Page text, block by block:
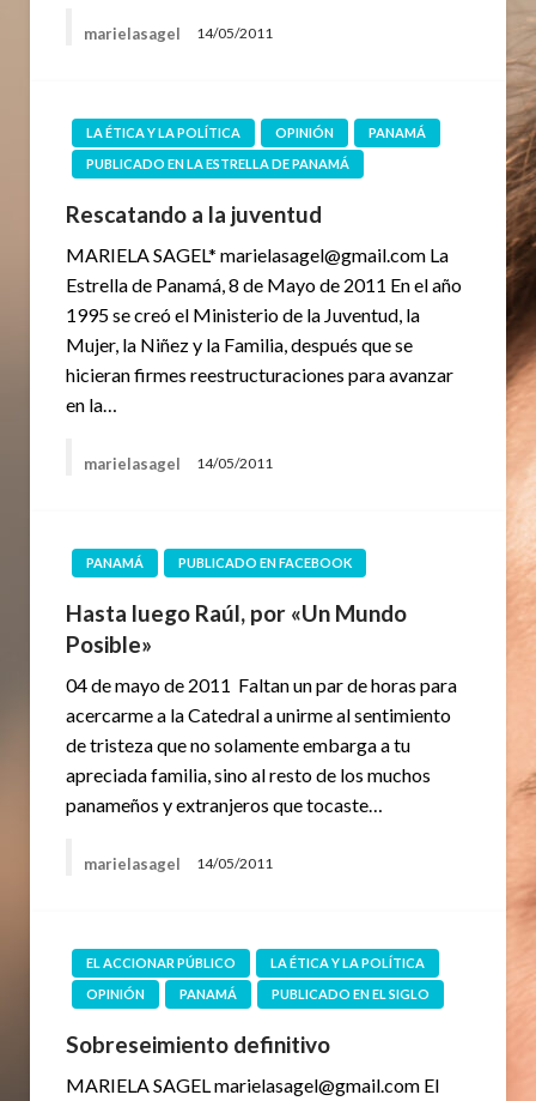
marielasagel 14/05/2011
LA ÉTICA Y LA POLÍTICA OPINIÓN
PANAMÁ
PUBLICADO EN LA ESTRELLA DE PANAMÁ
Rescatando a la juventud
MARIELA SAGEL* marielasagel@gmail.com La
Estrella de Panamá, 8 de Mayo de 2011 En el año
1995 se creó el Ministerio de la Juventud, la
Mujer, la Niñez y la Familia, después que se
hicieran firmes reestructuraciones para avanzar
en la…
marielasagel 14/05/2011
PANAMÁ PUBLICADO EN FACEBOOK
Hasta luego Raúl, por «Un Mundo
Posible»
04 de mayo de 2011 Faltan un par de horas para
acercarme a la Catedral a unirme al sentimiento
de tristeza que no solamente embarga a tu
apreciada familia, sino al resto de los muchos
panameños y extranjeros que tocaste…
marielasagel 14/05/2011
EL ACCIONAR PÚBLICO
LA ÉTICA Y LA POLÍTICA
OPINIÓN
PANAMÁ PUBLICADO EN EL SIGLO
Sobreseimiento definitivo
MARIELA SAGEL marielasagel@gmail.com El